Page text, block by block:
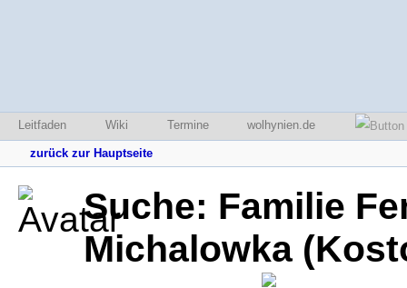
Leitfaden Wiki Termine wolhynien.de
zurück zur Hauptseite
Suche: Familie
Michalowka